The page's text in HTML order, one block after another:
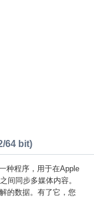
64 bit)
种程序，用于在Apple
间同步多媒体内容。
的数据。有了它，您